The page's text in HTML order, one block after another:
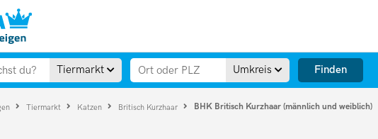
Tiermarkt Umkreis Finden
Tiermarkt Katzen Britisch Kurzhaar BHK Britisch Kurzhaar (männlich und weiblich)